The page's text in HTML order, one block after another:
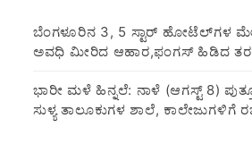
​ಬೆಂಗಳೂರಿನ 3, 5 ಸ್ಟಾರ್ ಹೋಟೆಲ್‌ಗಳ
ಅವಧಿ ಮೀರಿದ ಆಹಾರ,ಫಂಗಸ್ ಹಿಡಿದ
​ಭಾರೀ ಮಳೆ ಹಿನ್ನಲೆ: ನಾಳೆ (ಆಗಸ್ಟ್ 8)
ಸುಳ್ಯ ತಾಲೂಕುಗಳ ಶಾಲೆ, ಕಾಲೇಜುಗಳಿಗೆ